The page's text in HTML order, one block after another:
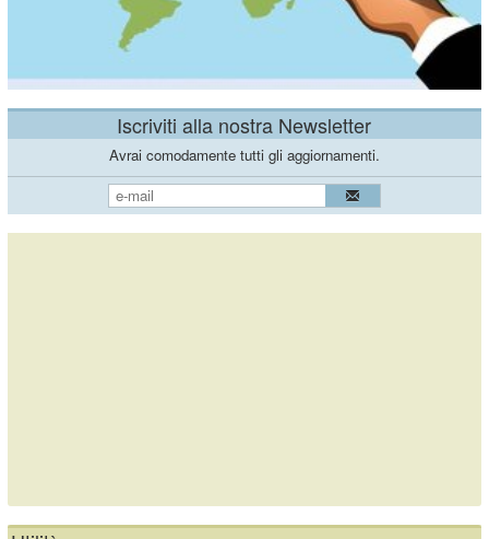
Iscriviti alla nostra Newsletter
Avrai comodamente tutti gli aggiornamenti.